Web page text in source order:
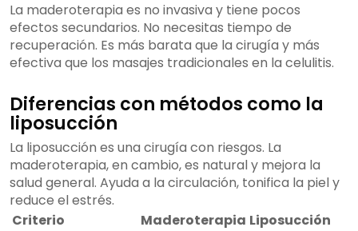
La maderoterapia es no invasiva y tiene pocos
efectos secundarios. No necesitas tiempo de
recuperación. Es más barata que la cirugía y más
efectiva que los masajes tradicionales en la celulitis.
Diferencias con métodos como la
liposucción
La liposucción es una cirugía con riesgos. La
maderoterapia, en cambio, es natural y mejora la
salud general. Ayuda a la circulación, tonifica la piel y
reduce el estrés.
Criterio
Maderoterapia Liposucción